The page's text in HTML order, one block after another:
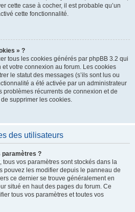
cette case à cocher, il est probable qu’un
cette fonctionnalité.
» ?
tous les cookies générés par phpBB 3.2 qui
votre connexion au forum. Les cookies
le statut des messages (s’ils sont lus ou
a été activée par un administrateur
problèmes récurrents de connexion et de
supprimer les cookies.
des utilisateurs
paramètres ?
vos paramètres sont stockés dans la
pouvez les modifier depuis le panneau de
ce dernier se trouve généralement en
situé en haut des pages du forum. Ce
tous vos paramètres et toutes vos